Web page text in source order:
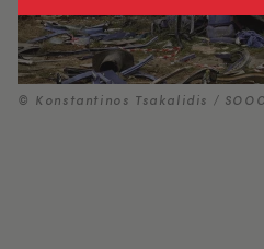
© Konstantinos Tsakalidis / SOOC